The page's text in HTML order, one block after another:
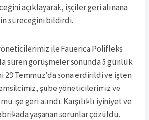
açıklayarak, işçiler geri alınana
süreceğini bildirdi.
ile Fauerica Polifleks
süren görüşmeler sonunda 5 günlük
Temmuz’da sona erdirildi ve işten
şube yöneticilerimiz ve
işe geri alındı. Karşılıklı iyiniyet ve
yaşanan sorunlar çözüldü.